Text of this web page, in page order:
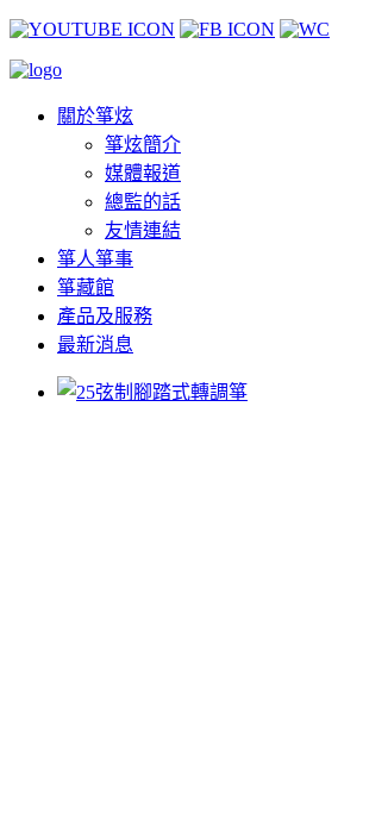
關於箏炫
箏炫簡介
媒體報道
總監的話
友情連結
箏人箏事
箏藏館
產品及服務
最新消息